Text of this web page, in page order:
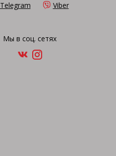
Telegram Viber
Мы в соц. сетях